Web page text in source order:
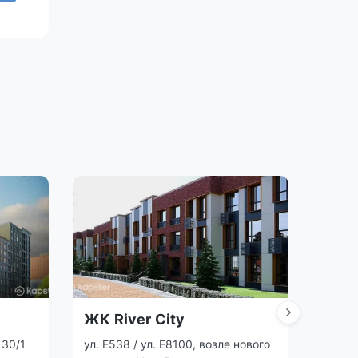
1
ЖК River City
ул. Е538 / ул. Е8100, возле нового